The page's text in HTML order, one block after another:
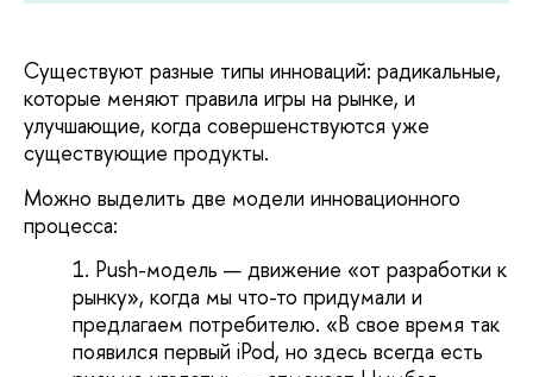
Существуют разные типы инноваций: радикальные,
которые меняют правила игры на рынке, и
улучшающие, когда совершенствуются уже
существующие продукты.
Можно выделить две модели инновационного
процесса:
Push-модель — движение «от разработки к
рынку», когда мы что-то придумали и
предлагаем потребителю. «В свое время так
появился первый iPod, но здесь всегда есть